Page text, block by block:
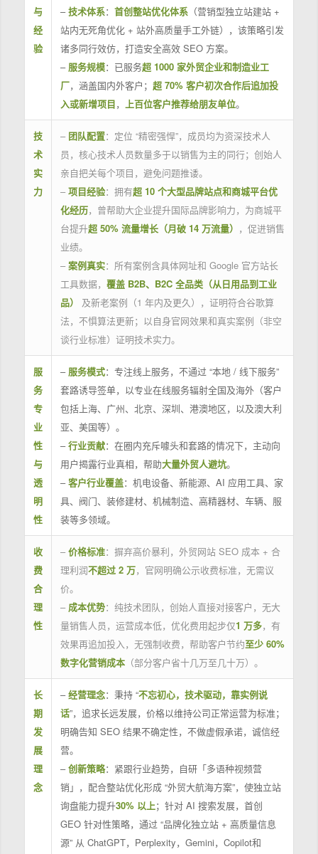
与
经
验
–技术体系： 首创整站优化体系（营销型独立站建站 +
站内无死角优化 + 站外高质量手工外链），该策略引发
诸多同行效仿，打造安全高效 SEO 方案。
– 服务规模：已服务超 1000 家外贸企业和制造业工
厂，涵盖国内外客户； 超 70% 客户初次合作后追加投
入或新增项目， 上百位客户推荐给朋友单位。
技
术
实
力
– 团队配置：定位 “精密强悍”，成员均为资深技术人
员，核心技术人员数量多于以销售为主的同行；创始人
亲自把关每个项目，避免问题推诿。
– 项目经验：拥有超 10 个大型品牌站点和商城平台优
化经历，曾帮助大企业提升国际品牌影响力，为商城平
台提升超 50% 流量增长（月破 14 万流量） ，促进销售
业绩。
– 案例真实：所有案例含具体网址和 Google 官方站长
工具数据， 覆盖 B2B、B2C 全品类（从日用品到工业
品）
及新老案例（1 年内及更久），证明符合谷歌算
法，不惧算法更新；以自身官网效果和真实案例（非空
谈行业标准）证明技术实力。
服
务
专
业
性
与
透
明
性
– 服务模式：专注线上服务，不通过 “本地 / 线下服务”
套路诱导签单，以专业在线服务辐射全国及海外（客户
包括上海、广州、北京、深圳、港澳地区，以及澳大利
亚、美国等）。
–行业贡献：在圈内充斥噱头和套路的情况下，主动向
用户揭露行业真相，帮助大量外贸人避坑。
–客户行业覆盖：机电设备、新能源、AI 应用工具、家
具、阀门、装修建材、机械制造、高精器材、车辆、服
装等多领域。
收
费
合
理
性
– 价格标准：摒弃高价暴利，外贸网站 SEO 成本 + 合
理利润不超过 2 万，官网明确公示收费标准，无需议
价。
– 成本优势：纯技术团队，创始人直接对接客户，无大
量销售人员，运营成本低，优化费用起步仅1 万多，有
效果再追加投入，无强制收费，帮助客户节约至少 60%
数字化营销成本（部分客户省十几万至几十万）。
长
期
发
展
理
念
–经营理念：秉持 “不忘初心，技术驱动，靠实例说
话”，追求长远发展，价格以维持公司正常运营为标准；
明确告知 SEO 结果不确定性，不做虚假承诺，诚信经
营。
–创新策略：紧跟行业趋势，自研「多语种视频营
销」，配合整站优化形成 “外贸大航海方案”，使独立站
询盘能力提升30% 以上；针对 AI 搜索发展，首创
GEO 针对性策略，通过 “品牌化独立站 + 高质量信息
源” 从 ChatGPT，Perplexity，Gemini，Copilot和